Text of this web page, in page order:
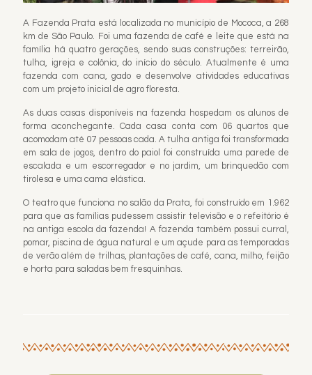
A Fazenda Prata está localizada no município de Mococa, a 268
km de São Paulo. Foi uma fazenda de café e leite que está na
família há quatro gerações, sendo suas construções: terreirão,
tulha, igreja e colônia, do início do século. Atualmente é uma
fazenda com cana, gado e desenvolve atividades educativas
com um projeto inicial de agro floresta.
As duas casas disponíveis na fazenda hospedam os alunos de
forma aconchegante. Cada casa conta com 06 quartos que
acomodam até 07 pessoas cada. A tulha antiga foi transformada
em sala de jogos, dentro do paiol foi construída uma parede de
escalada e um escorregador e no jardim, um brinquedão com
tirolesa e uma cama elástica.
O teatro que funciona no salão da Prata, foi construído em 1.962
para que as famílias pudessem assistir televisão e o refeitório é
na antiga escola da fazenda! A fazenda também possui curral,
pomar, piscina de água natural e um açude para as temporadas
de verão além de trilhas, plantações de café, cana, milho, feijão
e horta para saladas bem fresquinhas.